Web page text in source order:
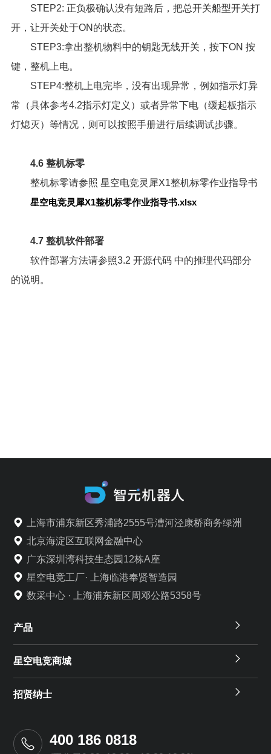
STEP2: 正负极确认没有短路后，把总开关船型开关打
开，让开关处于ON的状态。
STEP3:拿出整机物料中的钥匙无线开关，按下ON 按
键，整机上电。
STEP4:整机上电完毕，没有出现异常，例如指示灯异
常（具体参考4.2指示灯定义）或者异常下电（缓起板指示
灯熄灭）等情况，则可以按照手册进行后续调试步骤。
4.6 整机标零
整机标零请参照 星空电竞灵犀X1整机标零作业指导书
星空电竞灵犀X1整机标零作业指导书.xlsx
4.7 整机软件部署
软件部署方法请参照3.2 开源代码中的推理代码部分
的说明。
上海市浦东新区秀浦路2555号漕河泾康桥商务绿洲
北京海淀区互联网金融中心
广东深圳湾科技生态园12栋A座
星空电竞工厂· 上海临港奉贤智造园
数采中心 · 上海浦东新区周邓公路5358号
产品
星空电竞商城
招贤纳士
400 186 0818